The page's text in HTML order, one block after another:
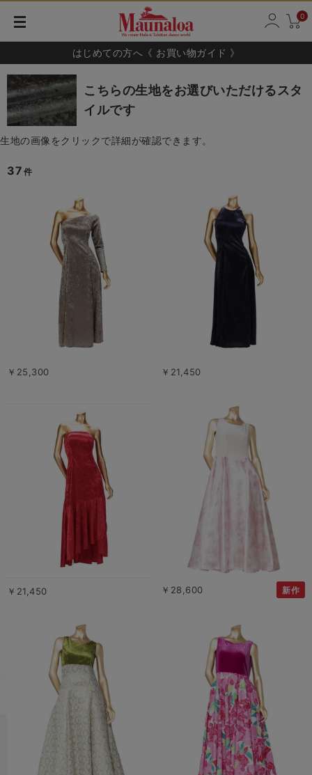
0
はじめての方へ《 お買い物ガイド 》
こちらの生地をお選びいただけるスタ
イルです
生地の画像をクリックで詳細が確認できます。
37 件
￥25,300 ￥21,450
￥21,450 ￥28,600 新作